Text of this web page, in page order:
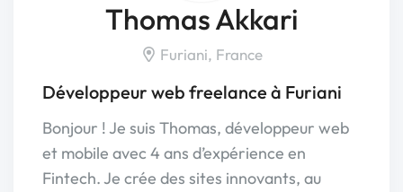
Thomas Akkari
Furiani, France
Développeur web freelance à Furiani
Bonjour ! Je suis Thomas, développeur web
et mobile avec 4 ans d’expérience en
Fintech. Je crée des sites innovants, au